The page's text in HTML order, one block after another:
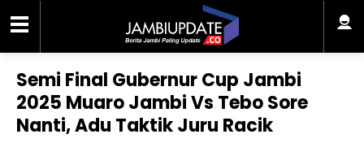
Semi Final Gubernur Cup Jambi
2025 Muaro Jambi Vs Tebo Sore
Nanti, Adu Taktik Juru Racik